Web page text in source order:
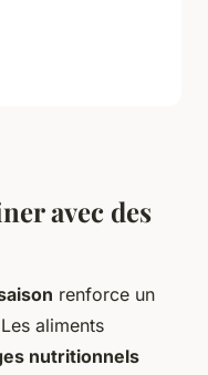
avec des
renforce un
aliments
nutritionnels